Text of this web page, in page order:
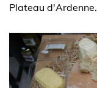
Plateau d'Ardenne.